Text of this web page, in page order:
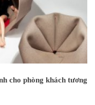
cho phòng khách tương